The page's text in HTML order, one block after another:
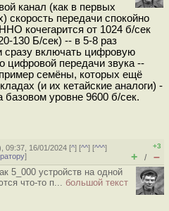
канал (как в первых
скорость передачи спокойно
кочегарится от 1024 б/сек
130 Б/сек) -- в 5-8 раз
сразу включать цифровую
цифровой передачи звука --
семёны, которых ещё
(и их кетайские аналоги) -
базовом уровне 9600 б/сек.
09:37, 16/01/2024 [^] [^^] [^^^]
]
+3
+ / –
5_000 устройств на одной
что-то п... большой текст